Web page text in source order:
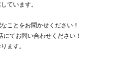
ています。
ことをお聞かせください！
てお問い合わせください！
ます。